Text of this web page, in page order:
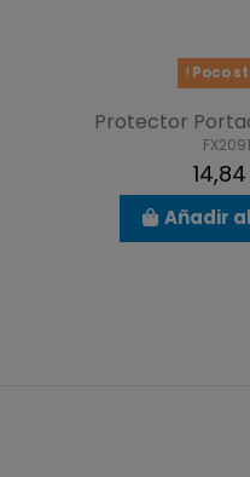
Poco
Protector
Añadir